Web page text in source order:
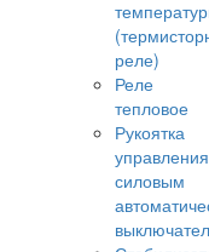
реле)
Реле
тепловое
Рукоятка
управления
силовым